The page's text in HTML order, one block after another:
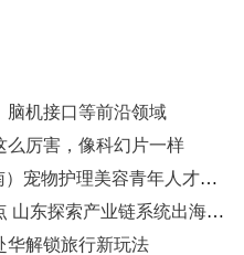
脑机接口等前沿领域
么厉害，像科幻片一样
2026“泉来爱宠”海峡两岸（济南）宠物护理美容青年人才技能竞赛启动
破解上合组织产业合作机制堵点 山东探索产业链系统出海新路径
华解锁旅行新玩法